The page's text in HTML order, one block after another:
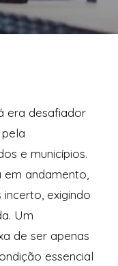
era desafiador
e municípios.
andamento,
exigindo
Um
de ser apenas
essencial